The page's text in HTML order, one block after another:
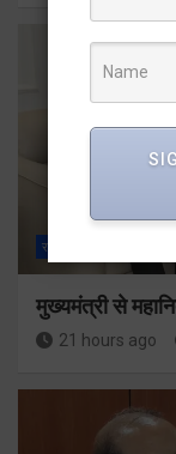
राज्य
मुख्यमंत्री से
21 hours ago